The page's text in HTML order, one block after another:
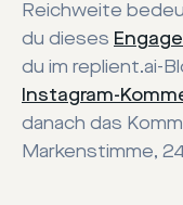
Reichweite
du dieses
du im replient.ai-
Instagram-
danach das
Markenstimme,